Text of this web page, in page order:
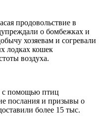
продовольствие в
о бомбежках и
хозяевам и согревали
лодках кошек
воздуха.
с помощью птиц
послания и призывы о
более 15 тыс.